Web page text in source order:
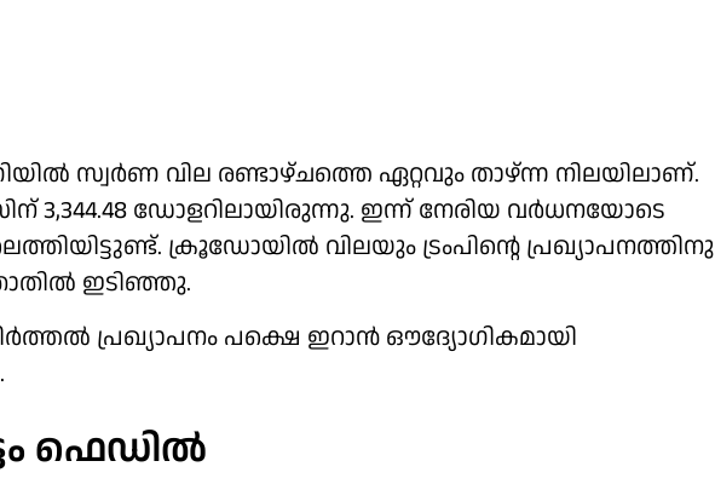
സ്വര്‍ണ വില രണ്ടാഴ്ചത്തെ ഏറ്റവും താഴ്ന്ന നിലയിലാണ്.
ഡോളറിലായിരുന്നു. ഇന്ന് നേരിയ വര്‍ധനയോടെ
ക്രൂഡോയില്‍ വിലയും ട്രംപിന്റെ പ്രഖ്യാപനത്തിനു
ഇടിഞ്ഞു.
പ്രഖ്യാപനം പക്ഷെ ഇറാന്‍ ഔദ്യോഗികമായി
ഫെഡില്‍